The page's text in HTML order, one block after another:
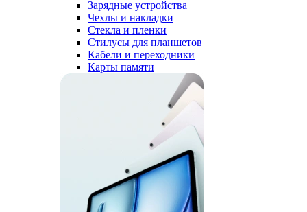
Зарядные устройства
Чехлы и накладки
Стекла и пленки
Стилусы для планшетов
Кабели и переходники
Карты памяти